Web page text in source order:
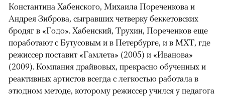
Константина Хабенского, Михаила Пореченкова и
Андрея Зиброва, сыгравших четверку беккетовских
бродяг в «Годо». Хабенский, Трухин, Пореченков еще
поработают с Бутусовым и в Петербурге, и в МХТ, где
режиссер поставит «Гамлета» (2005) и «Иванова»
(2009). Компания драйвовых, прекрасно обученных и
реактивных артистов всегда с легкостью работала в
этюдном методе, которому режиссер учился у педагога